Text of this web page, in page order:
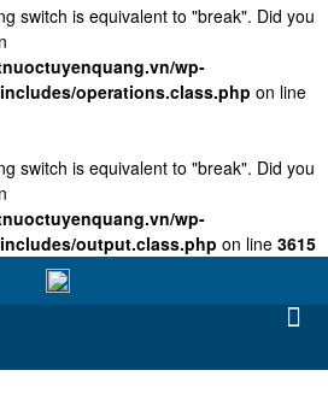
switch is equivalent to "break". Did you
wp-
operations.class.php on line
switch is equivalent to "break". Did you
wp-
output.class.php on line 3615